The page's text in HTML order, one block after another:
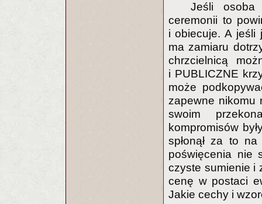
Jeśli osoba
ceremonii to
i obiecuje. A jeśli
ma zamiaru
chrzcielnicą
i PUBLICZNE
może
zapewne nikomu
swoim
kompromisów
spłonął za to
poświęcenia nie
czyste sumienie i
cenę w postaci
Jakie cechy i